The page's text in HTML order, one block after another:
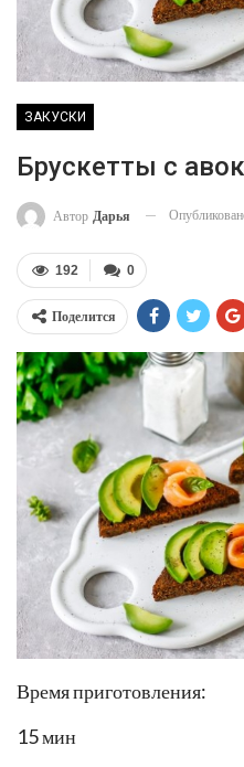
ЗАКУСКИ
Брускетты с
Автор Дарья
0
192
Поделится
Время приготовления:
15 мин